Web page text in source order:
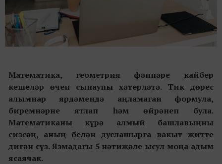
Математика, геометрия фәннәре кайбер
кешеләр өчен сынауны хәтерләтә. Тик дөрес
алымнар ярдәмендә аңламаган формула,
биремнәрне ятлап һәм өйрәнеп була.
Математиканы күрә алмый
башлавыңны
сизсәң, аның белән дуслашырга вакыт җитте
дигән сүз. Язмадагы 5 нәтиҗәле ысул моңа адым
ясаячак.